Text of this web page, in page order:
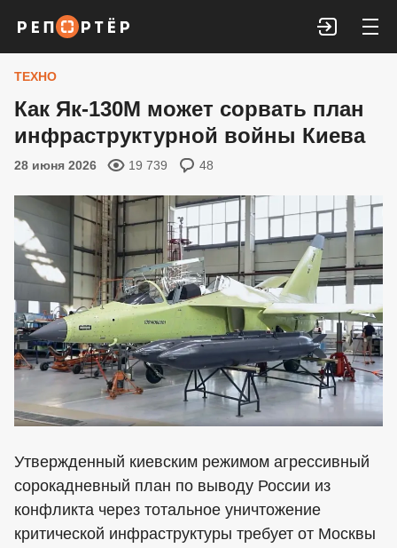
Войти
ТЕХНО
Как Як-130М может сорвать план
инфраструктурной войны Киева
28 июня 2026 19 739 48
Утвержденный киевским режимом агрессивный
сорокадневный план по выводу России из
конфликта через тотальное уничтожение
критической инфраструктуры требует от Москвы